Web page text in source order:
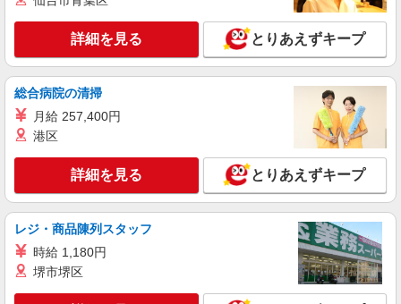
1500円〜 ★交通費別途支給（規定あり） ゜
+゜・。○。・゜+゜・。○。・゜+゜ 入社祝い金10
万円支給(規定有) お友達を紹介頂くと, インセンテ
ィブ支給(規定有) ゜・。○。・゜+゜・。○。・゜
+゜
熊本県熊本市中央区の家電量販店
キープ 詳細を見る
派遣社員
株式会社シエロ
時給1400円〜1450円（経験・能力による） ※
残業代支給 ★交通費別途支給（規定あり） ゜
+゜・。○。・゜+゜・。○。・゜+゜ 入社祝い金10
万円支給(規定有) お友達を紹介頂くと, インセンテ
ィブ支給(規定有) ★月2回払い・週払い可能（規程
有）★ ゜・。○。・゜+゜・。○。・゜+゜
熊本県熊本市中央区の家電量販店
詳細を見る
派遣社員
詳細を見る とりあえずキープ
総合病院の清掃
月給 257,400円
港区
詳細を見る とりあえずキープ
レジ・商品陳列スタッフ
時給 1,180円
堺市堺区